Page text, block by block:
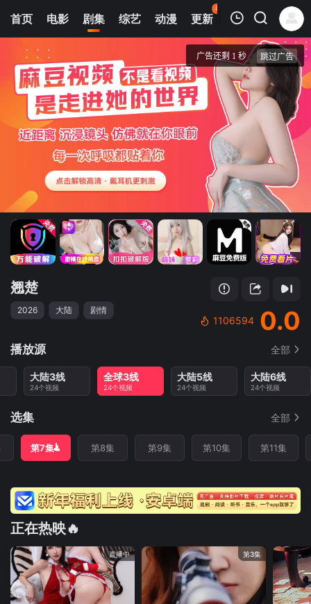
首页 电影 剧集 综艺 动漫 更新
83
热榜 APP
第7集
翘楚
清空
翘楚
2026 大陆 剧情
1106594 0.0
播放源 全部
大陆3线
24个视频
全球3线
24个视频
大陆5线
24个视频
大陆6线
24个视频
选集 全部
第7集 第8集 第9集 第10集 第11集
正在热映🔥
直播中 第3集